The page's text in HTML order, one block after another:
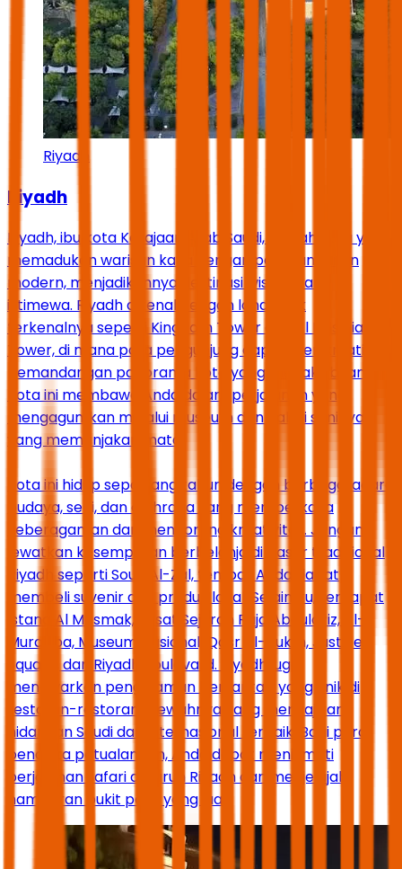
Riyadh
Riyadh
Riyadh, ibu kota Kerajaan Arab Saudi, adalah kota yang
memadukan warisan kaya dengan pembangunan
modern, menjadikannya destinasi wisata yang
istimewa. Riyadh dikenal dengan landmark
terkenalnya seperti Kingdom Tower dan Al Faisaliah
Tower, di mana para pengunjung dapat menikmati
pemandangan panorama kota yang menakjubkan.
Kota ini membawa Anda dalam perjalanan yang
mengagumkan melalui museum dan galeri seninya
yang memanjakan mata.
Kota ini hidup sepanjang tahun dengan berbagai acara
budaya, seni, dan olahraga yang memperkaya
keberagaman dan mendorong kreativitas. Jangan
lewatkan kesempatan berbelanja di pasar tradisional
Riyadh seperti Souq Al-Zal, tempat Anda dapat
membeli suvenir dan produk lokal. Selain itu, terdapat
Istana Al Masmak, Pusat Sejarah Raja Abdulaziz, Al-
Murabba, Museum Nasional, Qasr Al-Hukm, Justice
Square, dan Riyadh Boulevard. Riyadh juga
menawarkan pengalaman bersantap yang unik di
restoran-restoran mewahnya yang menyajikan
hidangan Saudi dan internasional terbaik. Bagi para
pencinta petualangan, Anda dapat menikmati
perjalanan safari di gurun Riyadh dan menjelajahi
hamparan bukit pasir yang luas.